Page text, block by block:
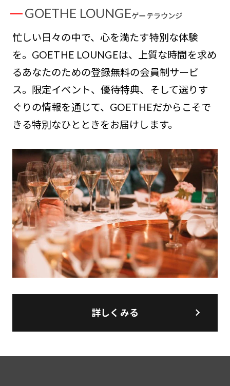
GOETHE LOUNGEゲーテラウンジ
忙しい日々の中で、心を満たす特別な体験
を。GOETHE LOUNGEは、上質な時間を求め
るあなたのための登録無料の会員制サービ
ス。限定イベント、優待特典、そして選りす
ぐりの情報を通じて、GOETHEだからこそで
きる特別なひとときをお届けします。
詳しくみる